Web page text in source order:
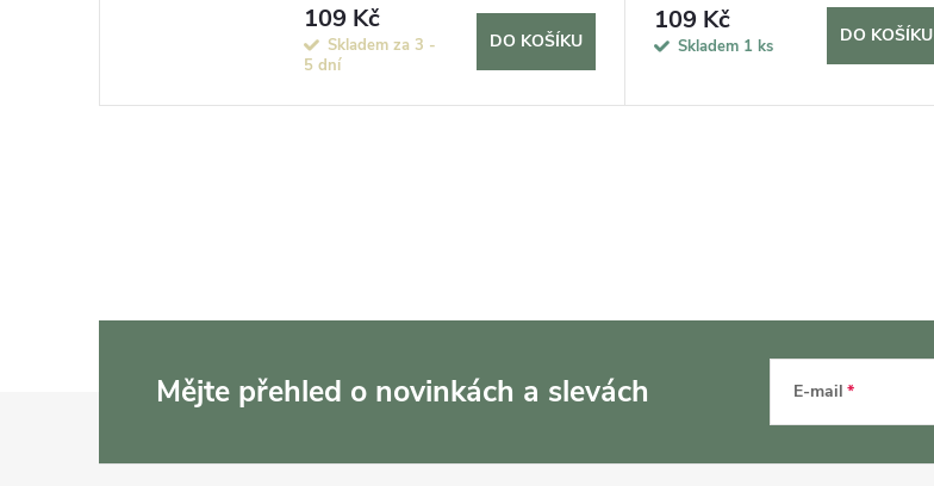
109 Kč
Skladem za 3 -
5 dní
DO KOŠÍKU
109 Kč
Skladem 1 ks
DO KOŠÍKU
Mějte přehled o novinkách a slevách E-mail